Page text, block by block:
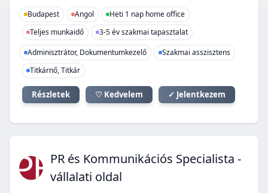
Budapest Angol
Heti 1 nap home office
Teljes munkaidő
3-5 év szakmai tapasztalat
Adminisztrátor, Dokumentumkezelő
Szakmai asszisztens
Titkárnő, Titkár
Részletek ♡ Kedvelem ✓ Jelentkezem
PÉ PR és Kommunikációs Specialista -
vállalati oldal